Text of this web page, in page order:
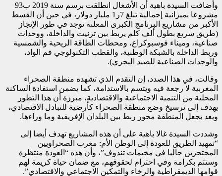
وأضافت السيدة باهية أن الأشغال انطلقت برسم سنة 2019 ب93
مشروعا بميزانية إجمالية تبلغ 7ر1 مليار دولار، في حين أن القسط
الأكبر من مشاريع البرنامج الكبرى المعلنة توجد في طور الإنجاز
(طريق سريع بطول ألف كلم يربط بين تزنيت والداخلة، ووحدات
صناعية، وميناء فوسبوكراع، ومحطات الطاقة الريحية والشمسية
وربط الداخلة بالشبكة الوطنية، والقطب التكنولوجي فم الواد،
والوحدات الصناعية للصيد البحري).
وقالت، في هذا الصدد، إن التقدم الذي تشهده منطقة الصحراء
المغربية لا رجعة فيه ويتسم بالاستدامة، كما يضمن استفادة الساكنة
المحلية من التنمية الاجتماعية والاقتصادية، مبرزة أن هذا التطور
يهدف إلى ترسيخ وضع منطقة الصحراء كأرضية للتبادل الاقتصادي،
ويعد بجعل المنطقة محور ربط بين البلدان الإفريقية وما وراءها.
وشددت السيدة غالا باهية على أن هذه المشاريع تهدف أيضا إلى
“تمهيد الطريق للعودة إلى الوطن الأم: مغرب الصحراويين
المحتجزين حاليا في مخيمات تندوف”، وأن هذه “العودة منتظرة
وستتم بكرامة وفي احترام لحقوقهم، مع ضمان حياة كريمة لهم
قوامها الديمقراطية والرخاء والتمكين الاجتماعي والاقتصادي”.